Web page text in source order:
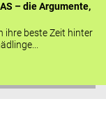
– die Argumente,
ihre beste Zeit hinter